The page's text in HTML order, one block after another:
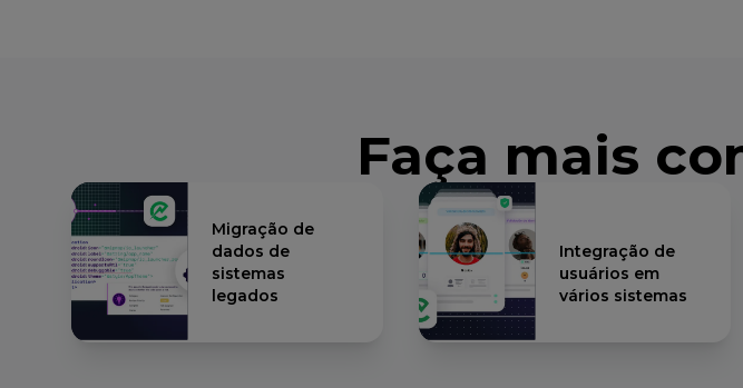
Faça mais
Migração de
dados de
sistemas
legados
Integração de
usuários em
vários sistemas